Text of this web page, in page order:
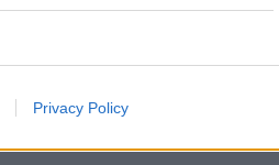
Privacy Policy
13 19 5 4 4 21-26